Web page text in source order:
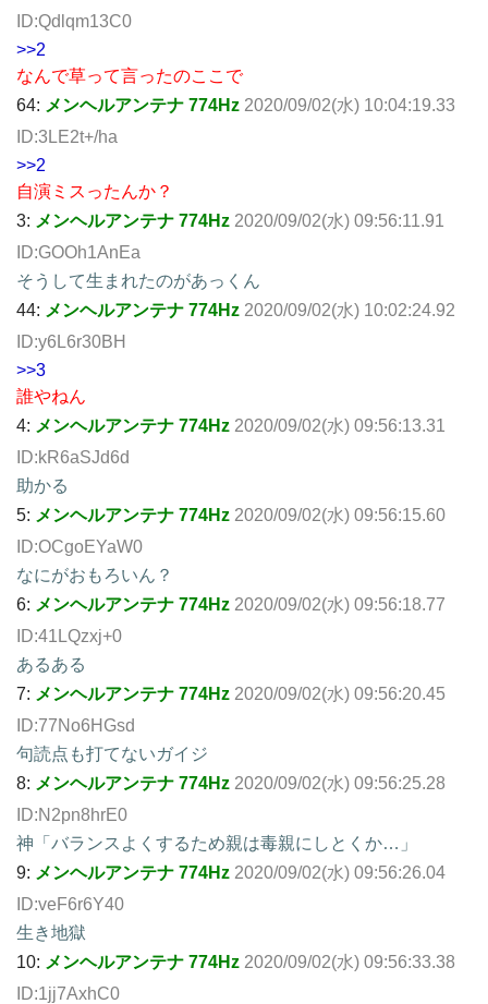
ID:Qdlqm13C0
>>2
なんで草って言ったのここで
64: メンヘルアンテナ 774Hz 2020/09/02(水) 10:04:19.33
ID:3LE2t+/ha
>>2
自演ミスったんか？
3: メンヘルアンテナ 774Hz 2020/09/02(水) 09:56:11.91
ID:GOOh1AnEa
そうして生まれたのがあっくん
44: メンヘルアンテナ 774Hz 2020/09/02(水) 10:02:24.92
ID:y6L6r30BH
>>3
誰やねん
4: メンヘルアンテナ 774Hz 2020/09/02(水) 09:56:13.31
ID:kR6aSJd6d
助かる
5: メンヘルアンテナ 774Hz 2020/09/02(水) 09:56:15.60
ID:OCgoEYaW0
なにがおもろいん？
6: メンヘルアンテナ 774Hz 2020/09/02(水) 09:56:18.77
ID:41LQzxj+0
あるある
7: メンヘルアンテナ 774Hz 2020/09/02(水) 09:56:20.45
ID:77No6HGsd
句読点も打てないガイジ
8: メンヘルアンテナ 774Hz 2020/09/02(水) 09:56:25.28
ID:N2pn8hrE0
神「バランスよくするため親は毒親にしとくか…」
9: メンヘルアンテナ 774Hz 2020/09/02(水) 09:56:26.04
ID:veF6r6Y40
生き地獄
10: メンヘルアンテナ 774Hz 2020/09/02(水) 09:56:33.38
ID:1jj7AxhC0